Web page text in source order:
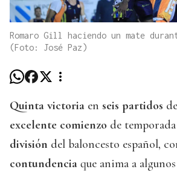
Romaro Gill haciendo un mate
(Foto: José Paz)
Quinta victoria en seis partidos
excelente comienzo de
división del baloncesto español,
contundencia que anima a